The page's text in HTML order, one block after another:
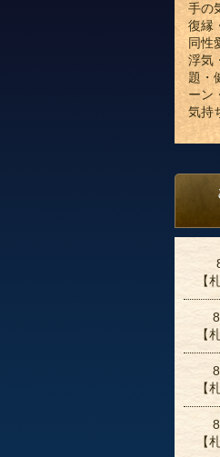
手の
復縁
同性
浮気
題・
ーン
気持
【
【
【
【